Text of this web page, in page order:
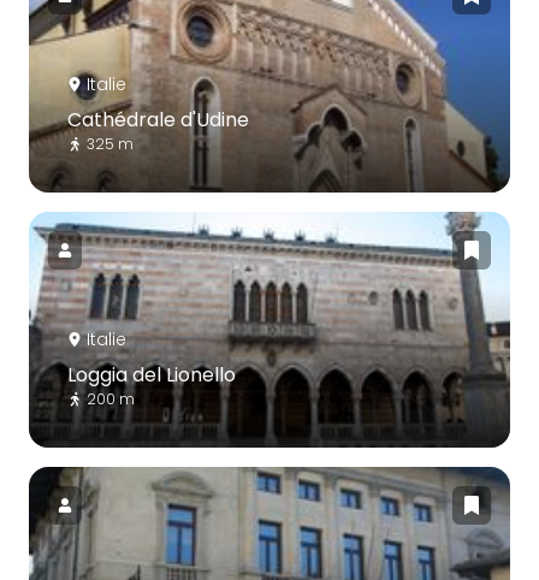
Italie
Cathédrale d'Udine
325 m
Italie
Loggia del Lionello
200 m